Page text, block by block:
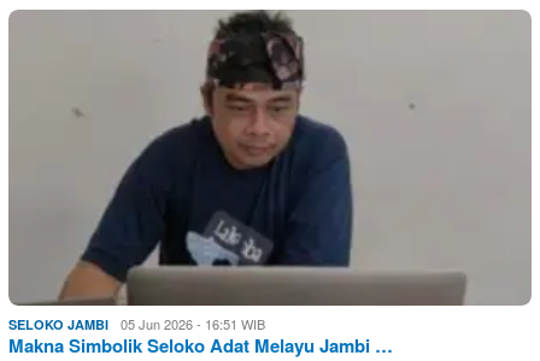
SELOKO JAMBI 05 Jun 2026 - 16:51 WIB
Makna Simbolik Seloko Adat Melayu Jambi …